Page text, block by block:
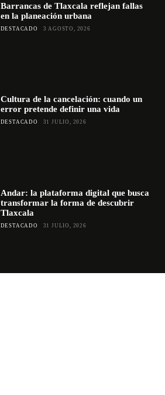
Barrancas de Tlaxcala reflejan fallas
en la planeación urbana
DESTACADO 3 AGOSTO, 2026
Cultura de la cancelación: cuando un
error pretende definir una vida
DESTACADO 31 JULIO, 2026
Andar: la plataforma digital que busca
transformar la forma de descubrir
Tlaxcala
DESTACADO 31 JULIO, 2026